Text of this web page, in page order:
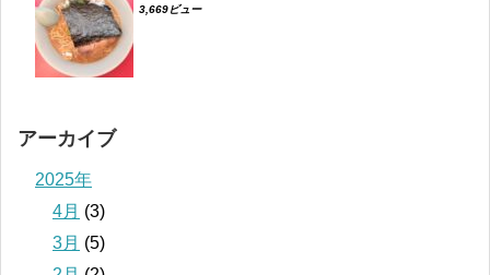
3,669ビュー
アーカイブ
2025年
4月 (3)
3月 (5)